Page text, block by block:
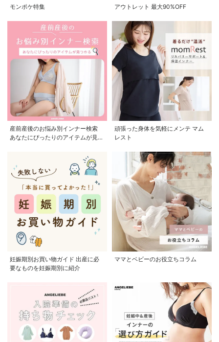
モンポケ特集 アウトレット 最大90%OFF
産前産後のお悩み別インナー検索
あなたにぴったりのアイテムが見つ
頑張った身体を気軽にメンテ マム
レスト
妊娠期別お買い物ガイド 出産に必
要なものを妊娠期別に紹介
ママとベビーのお役立ちコラム